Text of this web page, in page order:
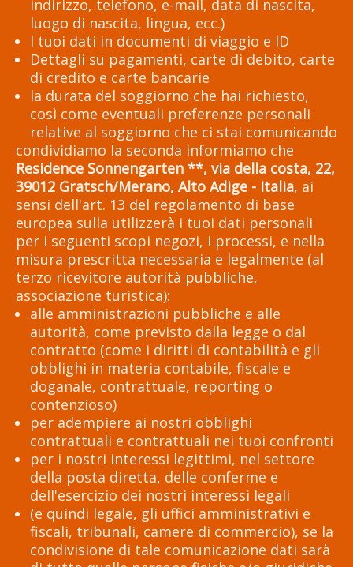
indirizzo, telefono, e-mail, data di nascita,
luogo di nascita, lingua, ecc.)
I tuoi dati in documenti di viaggio e ID
Dettagli su pagamenti, carte di debito, carte
di credito e carte bancarie
la durata del soggiorno che hai richiesto,
così come eventuali preferenze personali
relative al soggiorno che ci stai comunicando
condividiamo la seconda informiamo che
Residence Sonnengarten **, via della costa, 22,
39012 Gratsch/Merano, Alto Adige - Italia, ai
sensi dell'art. 13 del regolamento di base
europea sulla utilizzerà i tuoi dati personali
per i seguenti scopi negozi, i processi, e nella
misura prescritta necessaria e legalmente (al
terzo ricevitore autorità pubbliche,
associazione turistica):
alle amministrazioni pubbliche e alle
autorità, come previsto dalla legge o dal
contratto (come i diritti di contabilità e gli
obblighi in materia contabile, fiscale e
doganale, contrattuale, reporting o
contenzioso)
per adempiere ai nostri obblighi
contrattuali e contrattuali nei tuoi confronti
per i nostri interessi legittimi, nel settore
della posta diretta, delle conferme e
dell'esercizio dei nostri interessi legali
(e quindi legale, gli uffici amministrativi e
fiscali, tribunali, camere di commercio), se la
condivisione di tale comunicazione dati sarà